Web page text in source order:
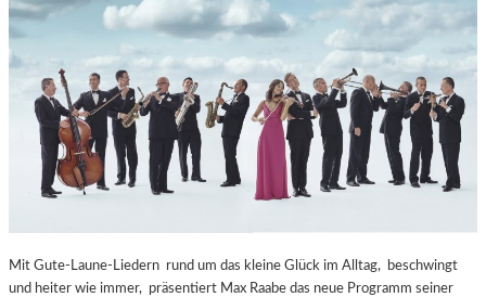
Mit Gute-Laune-Liedern rund um das kleine Glück im Alltag, beschwingt
und heiter wie immer, präsentiert Max Raabe das neue Programm seiner